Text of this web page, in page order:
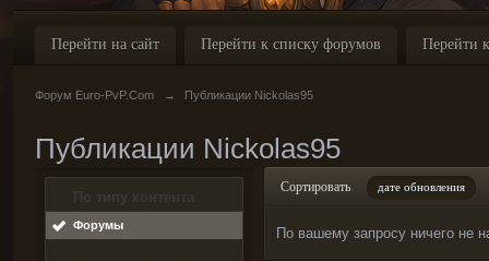
Перейти на сайт Перейти к списку форумов Перейти
Форум Euro-PvP.Com → Публикации Nickolas95
Публикации Nickolas95
По типу контента
Форумы
Сортировать дате обновления
По вашему запросу ничего не